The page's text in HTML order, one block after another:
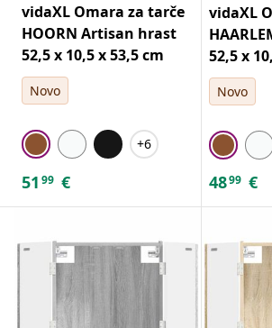
vidaXL Omara za tarče
HOORN Artisan hrast
52,5 x 10,5 x 53,5 cm
Novo
+6
51 99 €
vidaXL
52,5 x
Novo
4899 €